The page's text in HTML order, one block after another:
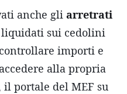
anche gli arretrati
sui cedolini
importi e
alla propria
il portale del MEF su